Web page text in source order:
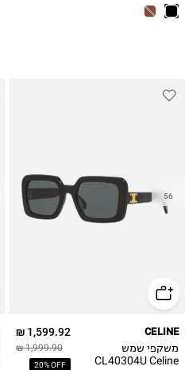
56
1,599.92 ₪
1,999.90 ₪
20% OFF
CELINE
משקפי שמש
CL40304U Celine